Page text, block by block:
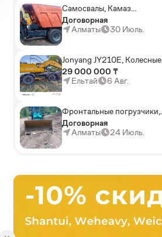
Самосвалы, Камаз
АГП-29РТ (шасси
KАМАЗ-43114 6x6)
Договорная
Алматы
30 Июль.
Jonyang JY210E, Колесные
экскаваторы
29 000 000 ₸
Ельтай
6 Авг.
Фронтальные погрузчики,
Sunward ZYJ 320
Договорная
Алматы
24 Июль.